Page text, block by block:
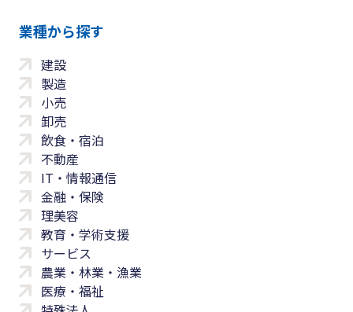
業種から探す
建設
製造
小売
卸売
飲食・宿泊
不動産
IT・情報通信
金融・保険
理美容
教育・学術支援
サービス
農業・林業・漁業
医療・福祉